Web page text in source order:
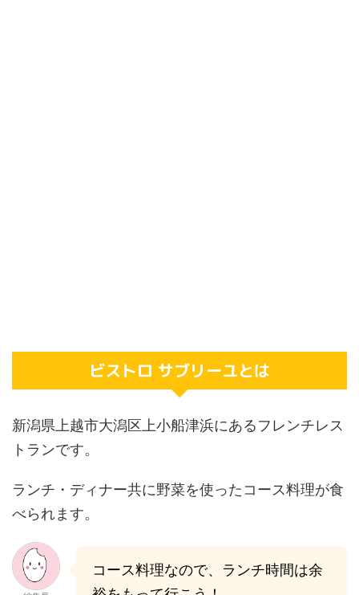
ビストロ サブリーユとは
新潟県上越市大潟区上小船津浜にあるフレンチレス
トランです。
ランチ・ディナー共に野菜を使ったコース料理が食
べられます。
コース料理なので、ランチ時間は余